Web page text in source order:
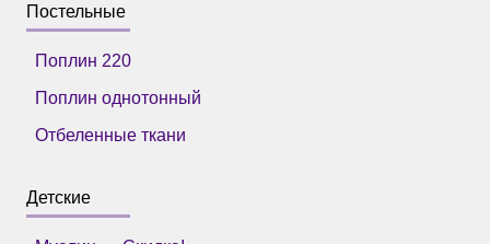
Постельные
Поплин 220
Поплин однотонный
Отбеленные ткани
Детские